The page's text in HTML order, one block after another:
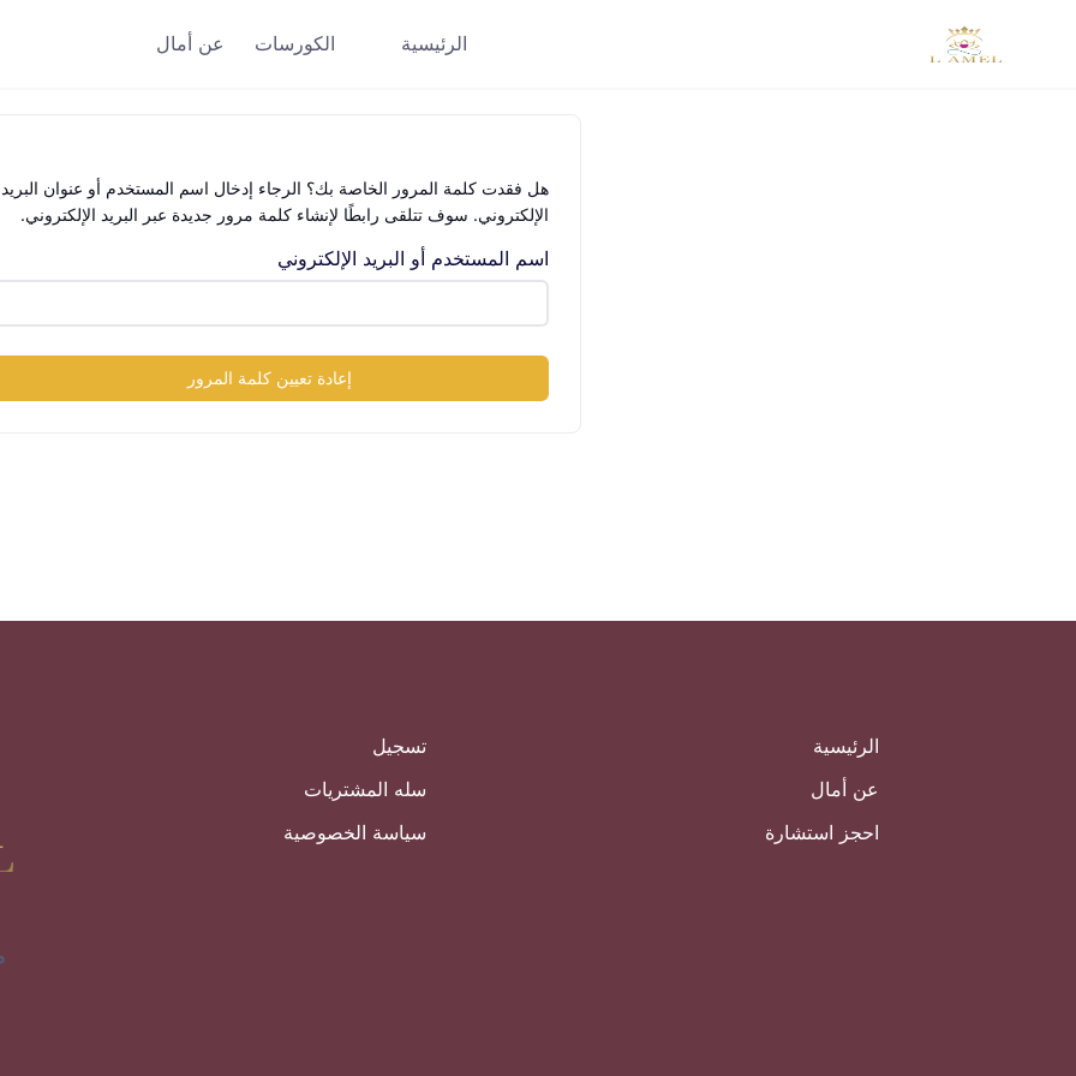
الرئيسية الكورسات عن أمال
هل فقدت كلمة المرور الخاصة بك؟ الرجاء إدخال اسم المستخدم أو عنوان البريد
الإلكتروني. سوف تتلقى رابطًا لإنشاء كلمة مرور جديدة عبر البريد الإلكتروني.
اسم المستخدم أو البريد الإلكتروني
إعادة تعيين كلمة المرور
الرئيسية
عن أمال
احجز استشارة
تسجيل
سله المشتريات
سياسة الخصوصية